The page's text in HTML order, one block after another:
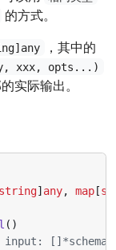
的方式。
，其中的
xxx, opts...)
实际输出。
string] any, map [
()